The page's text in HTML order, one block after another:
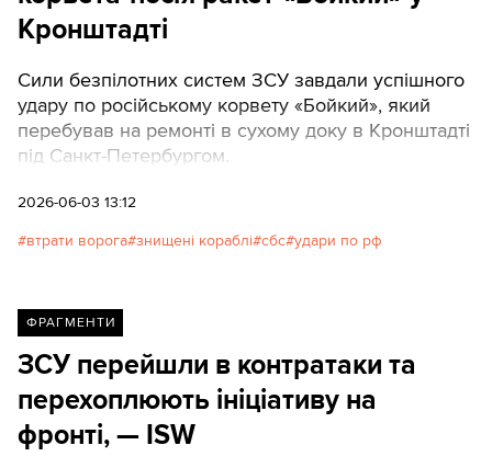
Кронштадті
Сили безпілотних систем ЗСУ завдали успішного
удару по російському корвету «Бойкий», який
перебував на ремонті в сухому доку в Кронштадті
під Санкт-Петербургом.
2026-06-03 13:12
втрати ворога знищені кораблі сбс удари по рф
ФРАГМЕНТИ
ЗСУ перейшли в контратаки та
перехоплюють ініціативу на
фронті, — ISW